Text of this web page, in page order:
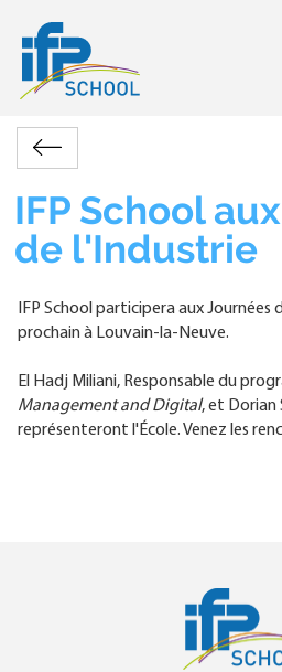
Main
navigation
mobile
Fil
d'Ariane
Accueil
Actualités
Retour
Journées
de
l'Industrie
IFP School
de l'Industrie
IFP School participera aux
prochain à Louvain-la-Neuve.
El Hadj Miliani, Responsable du
Management and Digital, et Dorian
représenteront l'École. Venez les